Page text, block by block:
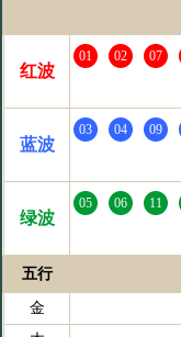
红波
01 02 07
蓝波
03 04 09
绿波
05 06 11
五行
金